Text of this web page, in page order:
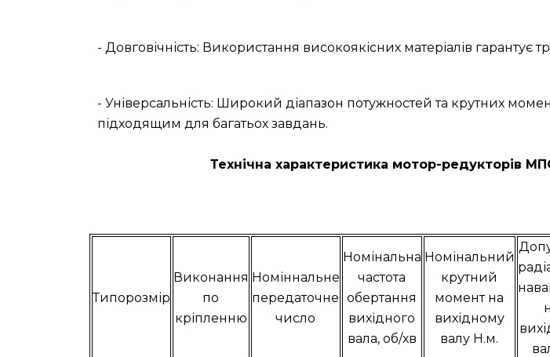
- Довговічність: Використання високоякісних матеріалів
- Універсальність: Широкий діапазон потужностей та крутних
підходящим для багатьох завдань.
Технічна характеристика мотор-редукторів
Типорозмір
Виконання
по
кріпленню
Номіннальне
передаточне
число
Номінальна
частота
обертання
вихідного
вала, об/хв
Номінальний
крутний
момент на
вихідному
валу Н.м.